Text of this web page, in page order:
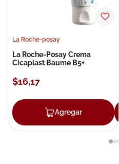
La Roche-posay
La Roche-Posay Crema
Cicaplast Baume B5+
$16,17
Agregar